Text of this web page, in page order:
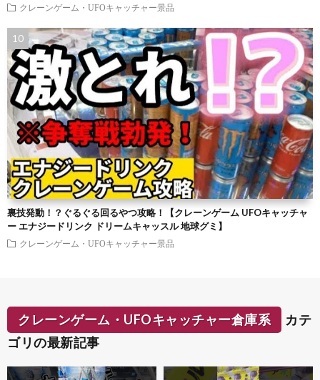
クレーンゲーム・UFOキャッチャー景品
裏技発動！？ぐるぐる回るやつ攻略！【クレーンゲーム UFOキャッチャ
ー エナジードリンク ドリームキャッスル 地球グミ】
クレーンゲーム・UFOキャッチャー景品
クレーンゲーム・UFOキャッチャー倉庫系
カテ
ゴリの最新記事